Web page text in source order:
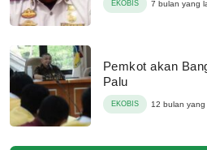
EKOBIS 7 bulan yang
Pemkot akan
Palu
EKOBIS 12 bulan yang